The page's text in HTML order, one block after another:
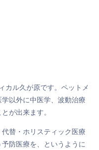
カル久が原です。ペットメ
以外に中医学、波動治療
が出来ます。
替・ホリスティック医療
防医療を、というように